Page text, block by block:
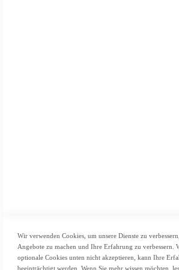
Videosignalübertragung zuständig,
Eine große Auswahl an
für Displaysignale verdrahtet - sorgen
Der TÜV Rheinland-zertifizierte
Maximum) über das OSD-Menü.
Die TÜV Rheinland-zertifizierte ASUS
Ermüdungserscheinungen der Augen
KONTAKT
Adresse: Zimbelstrasse 26/
Berlin, Deutschland
Wir verwenden Cookies, um unsere Dienste zu
Angebote zu machen und Ihre Erfahrung zu verbessern.
optionale Cookies unten nicht akzeptieren, kann Ihre
beeinträchtigt werden. Wenn Sie mehr wissen möchten,